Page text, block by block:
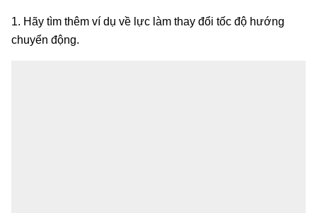
1. Hãy tìm thêm ví dụ về lực làm thay đổi tốc độ hướng
chuyển động.